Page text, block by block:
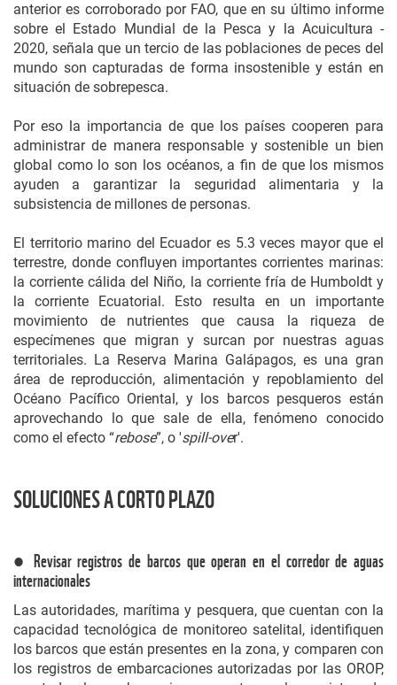
anterior es corroborado por FAO, que en su último informe
sobre el Estado Mundial de la Pesca y la Acuicultura -
2020, señala que un tercio de las poblaciones de peces del
mundo son capturadas de forma insostenible y están en
situación de sobrepesca.
Por eso la importancia de que los países cooperen para
administrar de manera responsable y sostenible un bien
global como lo son los océanos, a fin de que los mismos
ayuden a garantizar la seguridad alimentaria y la
subsistencia de millones de personas.
El territorio marino del Ecuador es 5.3 veces mayor que el
terrestre, donde confluyen importantes corrientes marinas:
la corriente cálida del Niño, la corriente fría de Humboldt y
la corriente Ecuatorial. Esto resulta en un importante
movimiento de nutrientes que causa la riqueza de
especímenes que migran y surcan por nuestras aguas
territoriales. La Reserva Marina Galápagos, es una gran
área de reproducción, alimentación y repoblamiento del
Océano Pacífico Oriental, y los barcos pesqueros están
aprovechando lo que sale de ella, fenómeno conocido
como el efecto “rebose”, o 'spill-over'.
SOLUCIONES A CORTO PLAZO
● Revisar registros de barcos que operan en el corredor de aguas
internacionales
Las autoridades, marítima y pesquera, que cuentan con la
capacidad tecnológica de monitoreo satelital, identifiquen
los barcos que están presentes en la zona, y comparen con
los registros de embarcaciones autorizadas por las OROP,